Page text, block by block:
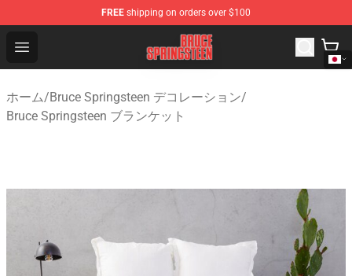
FREE shipping on orders over $100
Open menu
Bruce Springsteen Store - Official Bruce Springsteen
ホーム/Bruce Springsteen デコレーション/
Bruce Springsteen ブランケット